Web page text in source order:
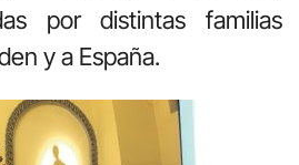
por distintas familias
y a España.